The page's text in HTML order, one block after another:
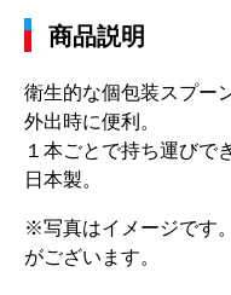
商品説明
衛生的な個包装スプーン
外出時に便利。
１本ごとで持ち運びで
日本製。
※写真はイメージです
がございます。